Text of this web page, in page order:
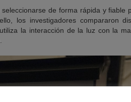
de forma rápida y fiable
los investigadores compararon
la interacción de la luz con la